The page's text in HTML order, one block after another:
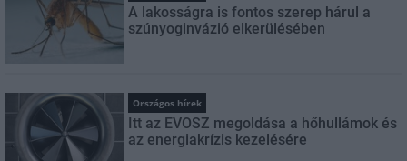
A lakosságra is fontos szerep hárul a
szúnyoginvázió elkerülésében
Országos hírek
Itt az ÉVOSZ megoldása a hőhullámok és
az energiakrízis kezelésére